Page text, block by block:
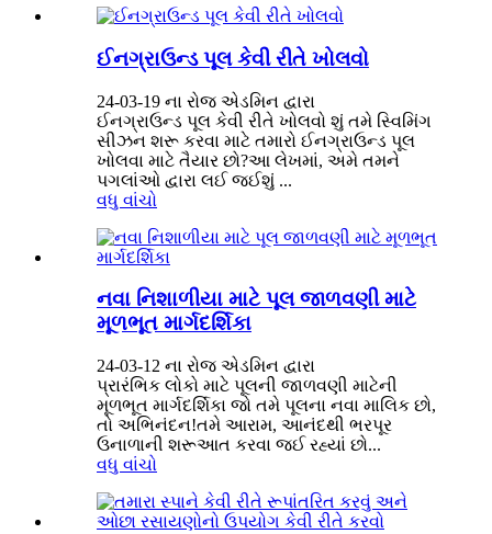
ઈનગ્રાઉન્ડ પૂલ કેવી રીતે ખોલવો
24-03-19 ના રોજ એડમિન દ્વારા
ઈનગ્રાઉન્ડ પૂલ કેવી રીતે ખોલવો શું તમે સ્વિમિંગ
સીઝન શરૂ કરવા માટે તમારો ઈનગ્રાઉન્ડ પૂલ
ખોલવા માટે તૈયાર છો?આ લેખમાં, અમે તમને
પગલાંઓ દ્વારા લઈ જઈશું ...
વધુ વાંચો
નવા નિશાળીયા માટે પૂલ જાળવણી માટે
મૂળભૂત માર્ગદર્શિકા
24-03-12 ના રોજ એડમિન દ્વારા
પ્રારંભિક લોકો માટે પૂલની જાળવણી માટેની
મૂળભૂત માર્ગદર્શિકા જો તમે પૂલના નવા માલિક છો,
તો અભિનંદન!તમે આરામ, આનંદથી ભરપૂર
ઉનાળાની શરૂઆત કરવા જઈ રહ્યાં છો...
વધુ વાંચો